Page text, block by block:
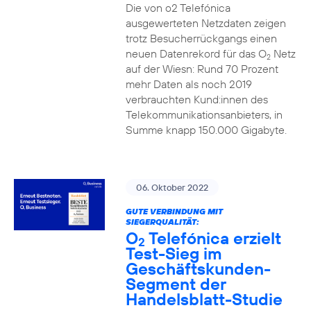
Die von o2 Telefónica
ausgewerteten Netzdaten zeigen
trotz Besucherrückgangs einen
neuen Datenrekord für das O2Netz
auf der Wiesn: Rund 70 Prozent
mehr Daten als noch 2019
verbrauchten Kund:innen des
Telekommunikationsanbieters, in
Summe knapp 150.000 Gigabyte.
06. Oktober 2022
GUTE VERBINDUNG MIT
SIEGERQUALITÄT:
O2 Telefónica erzielt
Test-Sieg im
Geschäftskunden-
Segment der
Handelsblatt-Studie